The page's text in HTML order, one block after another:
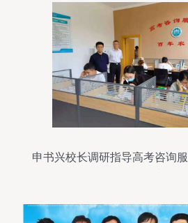
申书兴校长调研指导高考咨询